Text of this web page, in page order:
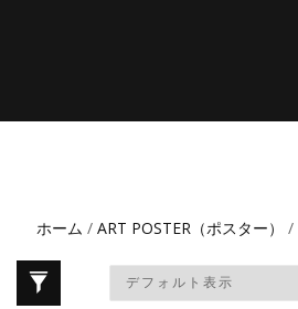
ホーム / ART POSTER（ポスター） /